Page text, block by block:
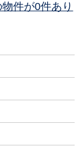
件が0件あり